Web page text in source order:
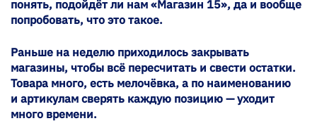
понять, подойдёт ли нам «Магазин 15», да и вообще
попробовать, что это такое.
Раньше на неделю приходилось закрывать
магазины, чтобы всё пересчитать и свести остатки.
Товара много, есть мелочёвка, а по наименованию
и артикулам сверять каждую позицию — уходит
много времени.